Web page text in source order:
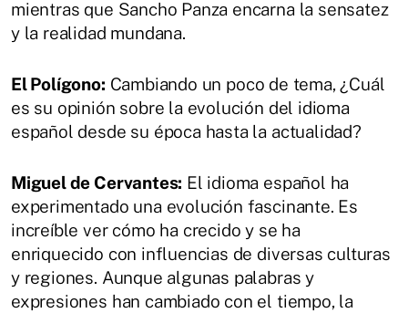
mientras que Sancho Panza encarna la sensatez
y la realidad mundana.
El Polígono: Cambiando un poco de tema, ¿Cuál
es su opinión sobre la evolución del idioma
español desde su época hasta la actualidad?
Miguel de Cervantes: El idioma español ha
experimentado una evolución fascinante. Es
increíble ver cómo ha crecido y se ha
enriquecido con influencias de diversas culturas
y regiones. Aunque algunas palabras y
expresiones han cambiado con el tiempo, la